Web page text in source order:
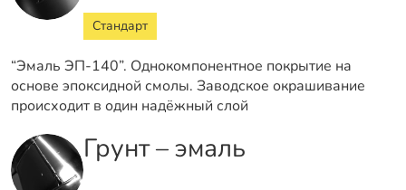
Стандарт
“Эмаль ЭП-140”. Однокомпонентное покрытие на
основе эпоксидной смолы. Заводское окрашивание
происходит в один надёжный слой
Грунт – эмаль